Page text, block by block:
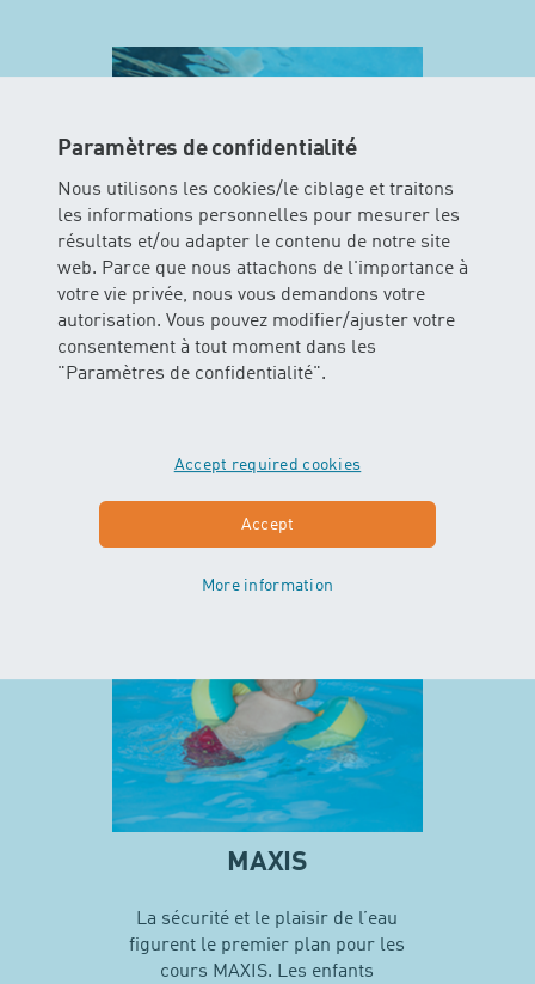
Paramètres de confidentialité
Nous utilisons les cookies/le ciblage et traitons
les informations personnelles pour mesurer les
résultats et/ou adapter le contenu de notre site
web. Parce que nous attachons de l'importance à
votre vie privée, nous vous demandons votre
autorisation. Vous pouvez modifier/ajuster votre
consentement à tout moment dans les
"Paramètres de confidentialité".
Accept required cookies
Accept
More information
MINIS
Dans ce cours les enfants peuvent
flottent dans l’eau avec ou sans
En savoir plus sur MINIS
MAXIS
La sécurité et le plaisir de l’eau
figurent le premier plan pour les
cours MAXIS. Les enfants